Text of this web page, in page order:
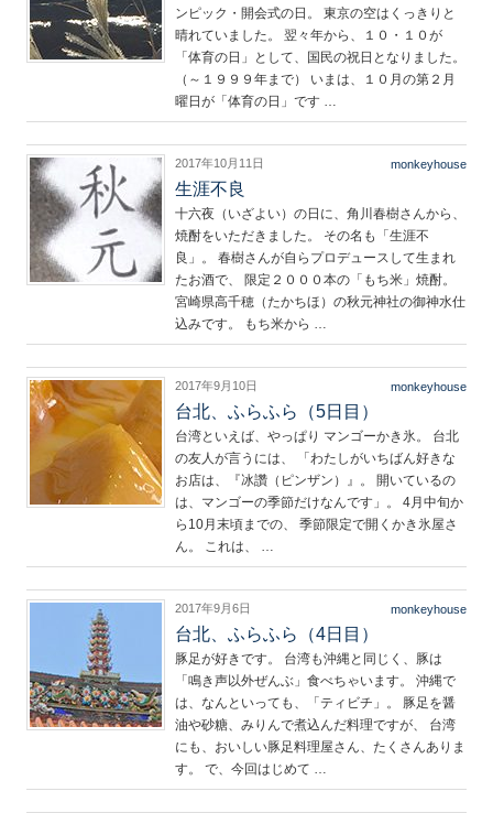
ンピック・開会式の日。 東京の空はくっきりと
晴れていました。 翌々年から、１０・１０が
「体育の日」として、国民の祝日となりました。
（～１９９９年まで） いまは、１０月の第２月
曜日が「体育の日」です …
2017年10月11日 monkeyhouse
生涯不良
十六夜（いざよい）の日に、角川春樹さんから、
焼酎をいただきました。 その名も「生涯不
良」。 春樹さんが自らプロデュースして生まれ
たお酒で、 限定２０００本の「もち米」焼酎。
宮崎県高千穂（たかちほ）の秋元神社の御神水仕
込みです。 もち米から …
2017年9月10日 monkeyhouse
台北、ふらふら（5日目）
台湾といえば、やっぱり マンゴーかき氷。 台北
の友人が言うには、 「わたしがいちばん好きな
お店は、『冰讚（ピンザン）』。 開いているの
は、マンゴーの季節だけなんです」。 4月中旬か
ら10月末頃までの、 季節限定で開くかき氷屋さ
ん。 これは、 …
2017年9月6日 monkeyhouse
台北、ふらふら（4日目）
豚足が好きです。 台湾も沖縄と同じく、豚は
「鳴き声以外ぜんぶ」食べちゃいます。 沖縄で
は、なんといっても、「ティビチ」。 豚足を醤
油や砂糖、みりんで煮込んだ料理ですが、 台湾
にも、おいしい豚足料理屋さん、たくさんありま
す。 で、今回はじめて …